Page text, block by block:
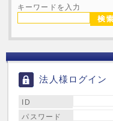
キーワードを入力
法人様ログイン
ID
パスワード